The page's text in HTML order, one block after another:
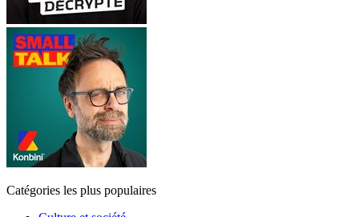
Catégories les plus populaires